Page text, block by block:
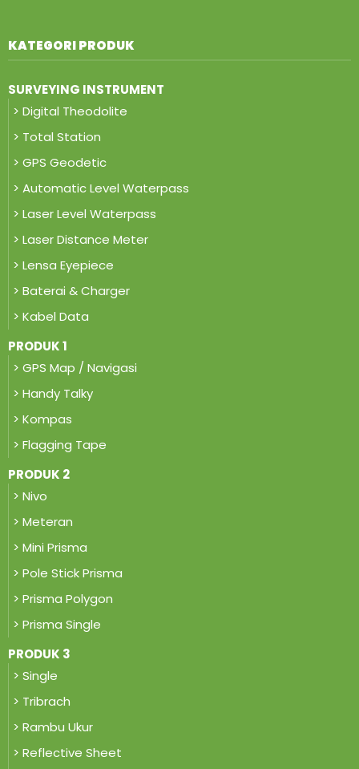
KATEGORI PRODUK
SURVEYING INSTRUMENT
> Digital Theodolite
> Total Station
> GPS Geodetic
> Automatic Level Waterpass
> Laser Level Waterpass
> Laser Distance Meter
> Lensa Eyepiece
> Baterai & Charger
> Kabel Data
PRODUK 1
> GPS Map / Navigasi
> Handy Talky
> Kompas
> Flagging Tape
PRODUK 2
> Nivo
> Meteran
> Mini Prisma
> Pole Stick Prisma
> Prisma Polygon
> Prisma Single
PRODUK 3
> Single
> Tribrach
> Rambu Ukur
> Reflective Sheet